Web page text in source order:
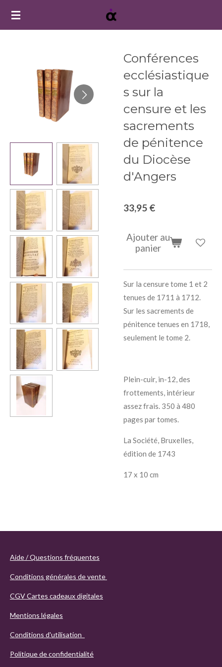
Passer
Conférences
ecclésiastique
s sur la
censure et les
sacrements
de pénitence
du Diocèse
d'Angers
33,95 €
Ajouter au
panier
Sur la censure tome 1 et 2
tenues de 1711 à 1712.
Sur les sacrements de
pénitence tenues en 1718,
seulement le tome 2.
Plein-cuir, in-12, des
frottements, intérieur
assez frais. 350 à 480
pages par tomes.
La Société, Bruxelles,
édition de 1743
17 x 10 cm
Aide / Questions fréquentes
Conditions générales de vente
CGV Cartes cadeaux digitales
Mentions légales
Conditions d'utilisation
Politique de confidentialité